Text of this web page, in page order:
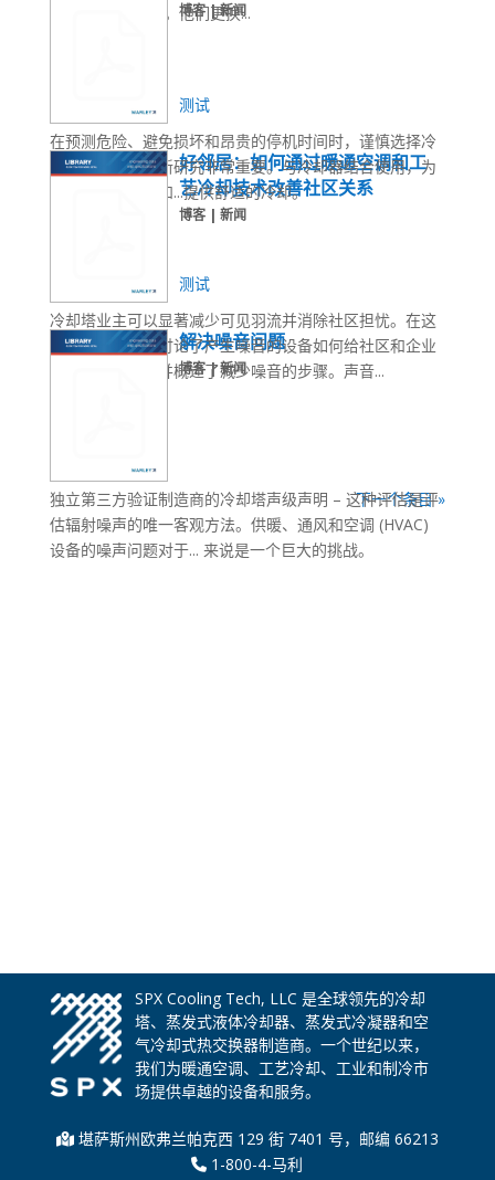
作响的轮子”方法。他们更换...
博客 | 新闻
在预测危险、避免损坏和昂贵的停机时间时，谨慎选择冷
却系统并考虑最新研究非常重要。与冷却器结合使用，为
大型住宅、商业和...提供舒适的冷却。
测试
好邻居：如何通过暖通空调和工
艺冷却技术改善社区关系
博客 | 新闻
冷却塔业主可以显著减少可见羽流并消除社区担忧。在这
篇博客中，我们讨论了产生噪音的设备如何给社区和企业
带来重大挑战，并概述了减少噪音的步骤。声音...
测试
解决噪音问题
博客 | 新闻
独立第三方验证制造商的冷却塔声级声明 – 这种评估是评
估辐射噪声的唯一客观方法。供暖、通风和空调 (HVAC)
设备的噪声问题对于... 来说是一个巨大的挑战。
下一个条目 »
SPX Cooling Tech, LLC 是全球领先的冷却
塔、蒸发式液体冷却器、蒸发式冷凝器和空
气冷却式热交换器制造商。一个世纪以来，
我们为暖通空调、工艺冷却、工业和制冷市
场提供卓越的设备和服务。
堪萨斯州欧弗兰帕克西 129 街 7401 号，邮编 66213
1-800-4-马利